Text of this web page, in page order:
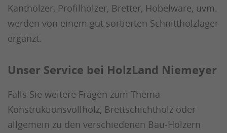
Kanthölzer, Profilhölzer, Bretter, Hobelware, uvm.
werden von einem gut sortierten Schnittholzlager
ergänzt.
Unser Service bei HolzLand Niemeyer
Falls Sie weitere Fragen zum Thema
Konstruktionsvollholz, Brettschichtholz oder
allgemein zu den verschiedenen Bau-Hölzern